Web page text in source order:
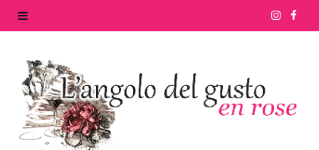
I
t e